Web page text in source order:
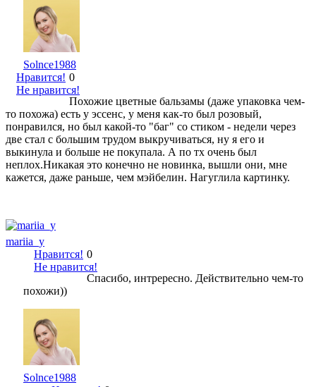
Solnce1988
Нравится!
Не нравится!
0
Похожие цветные бальзамы (даже упаковка чем-
то похожа) есть у эссенс, у меня как-то был розовый,
понравился, но был какой-то "баг" со стиком - недели через
две стал с большим трудом выкручиваться, ну я его и
выкинула и больше не покупала. А по тх очень был
неплох.Никакая это конечно не новинка, вышли они, мне
кажется, даже раньше, чем мэйбелин. Нагуглила картинку.
mariia_y
Нравится!
Не нравится!
0
Спасибо, интрересно. Действительно чем-то
похожи))
Solnce1988